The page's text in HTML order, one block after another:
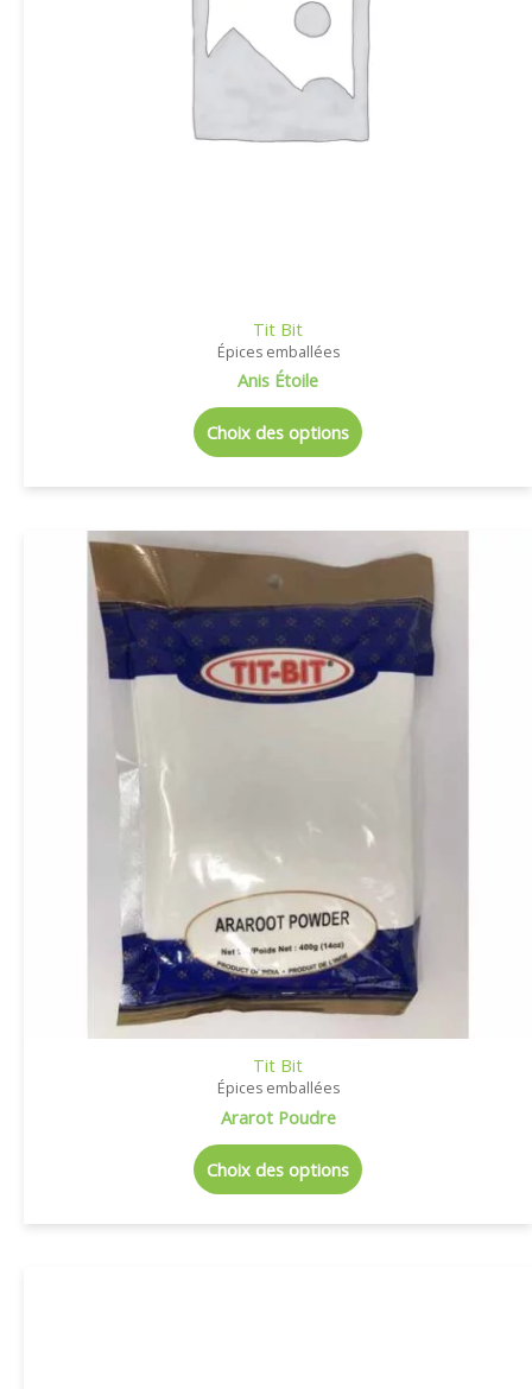
Tit Bit
Épices emballées
Anis Étoile
Choix des options
Tit Bit
Épices emballées
Ararot Poudre
Choix des options